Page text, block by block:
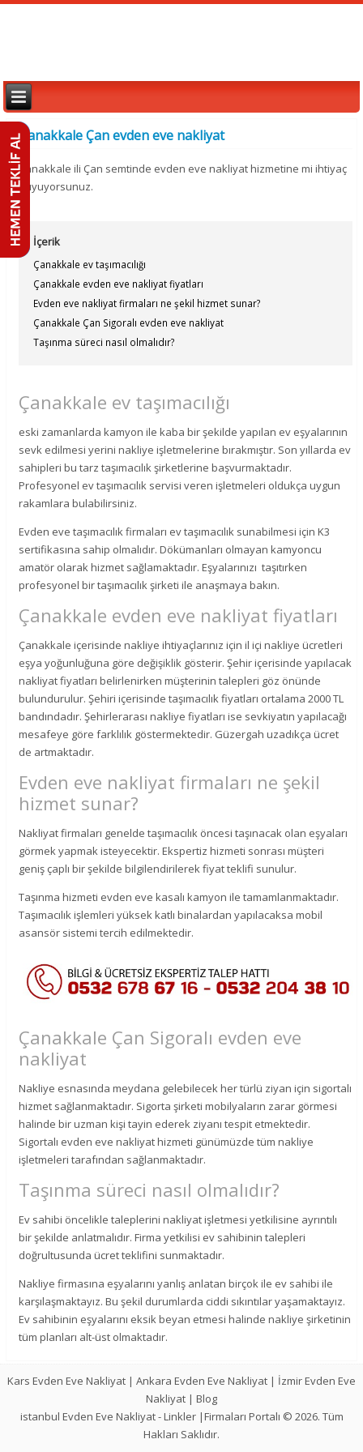
Çanakkale Çan evden eve nakliyat
Çanakkale ili Çan semtinde evden eve nakliyat hizmetine mi ihtiyaç
duyuyorsunuz.
İçerik
Çanakkale ev taşımacılığı
Çanakkale evden eve nakliyat fiyatları
Evden eve nakliyat firmaları ne şekil hizmet sunar?
Çanakkale Çan Sigoralı evden eve nakliyat
Taşınma süreci nasıl olmalıdır?
Çanakkale ev taşımacılığı
eski zamanlarda kamyon ile kaba bir şekilde yapılan ev eşyalarının
sevk edilmesi yerini nakliye işletmelerine bırakmıştır. Son yıllarda ev
sahipleri bu tarz taşımacılık şirketlerine başvurmaktadır.
Profesyonel ev taşımacılık servisi veren işletmeleri oldukça uygun
rakamlara bulabilirsiniz.
Evden eve taşımacılık firmaları ev taşımacılık sunabilmesi için K3
sertifikasına sahip olmalıdır. Dökümanları olmayan kamyoncu
amatör olarak hizmet sağlamaktadır. Eşyalarınızı taşıtırken
profesyonel bir taşımacılık şirketi ile anaşmaya bakın.
Çanakkale evden eve nakliyat fiyatları
Çanakkale içerisinde nakliye ihtiyaçlarınız için il içi nakliye ücretleri
eşya yoğunluğuna göre değişiklik gösterir. Şehir içerisinde yapılacak
nakliyat fiyatları belirlenirken müşterinin talepleri göz önünde
bulundurulur. Şehiri içerisinde taşımacılık fiyatları ortalama 2000 TL
bandındadır. Şehirlerarası nakliye fiyatları ise sevkiyatın yapılacağı
mesafeye göre farklılık göstermektedir. Güzergah uzadıkça ücret
de artmaktadır.
Evden eve nakliyat firmaları ne şekil
hizmet sunar?
Nakliyat firmaları genelde taşımacılık öncesi taşınacak olan eşyaları
görmek yapmak isteyecektir. Ekspertiz hizmeti sonrası müşteri
geniş çaplı bir şekilde bilgilendirilerek fiyat teklifi sunulur.
Taşınma hizmeti evden eve kasalı kamyon ile tamamlanmaktadır.
Taşımacılık işlemleri yüksek katlı binalardan yapılacaksa mobil
asansör sistemi tercih edilmektedir.
Çanakkale Çan Sigoralı evden eve
nakliyat
Nakliye esnasında meydana gelebilecek her türlü ziyan için sigortalı
hizmet sağlanmaktadır. Sigorta şirketi mobilyaların zarar görmesi
halinde bir uzman kişi tayin ederek ziyanı tespit etmektedir.
Sigortalı evden eve nakliyat hizmeti günümüzde tüm nakliye
işletmeleri tarafından sağlanmaktadır.
Taşınma süreci nasıl olmalıdır?
Ev sahibi öncelikle taleplerini nakliyat işletmesi yetkilisine ayrıntılı
bir şekilde anlatmalıdır. Firma yetkilisi ev sahibinin talepleri
doğrultusunda ücret teklifini sunmaktadır.
Nakliye firmasına eşyalarını yanlış anlatan birçok ile ev sahibi ile
karşılaşmaktayız. Bu şekil durumlarda ciddi sıkıntılar yaşamaktayız.
Ev sahibinin eşyalarını eksik beyan etmesi halinde nakliye şirketinin
tüm planları alt-üst olmaktadır.
Kars Evden Eve Nakliyat | Ankara Evden Eve Nakliyat | İzmir Evden Eve
Nakliyat | Blog
istanbul Evden Eve Nakliyat-Linkler|Firmaları Portalı © 2026. Tüm
Hakları Saklıdır.